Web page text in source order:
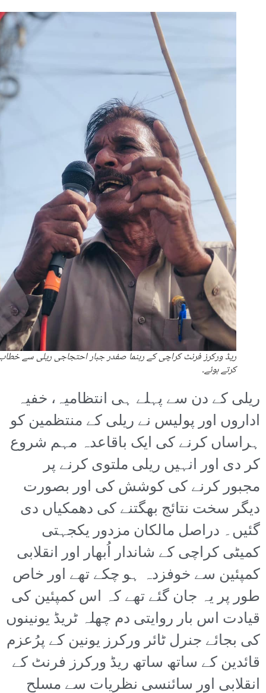
ریڈ ورکرز فرنٹ کراچی کے رہنما صفدر جبار احتجاجی ریلی سے
کرتے ہوئے۔
ریلی کے دن سے پہلے ہی انتظامیہ، خفیہ
اداروں اور پولیس نے ریلی کے منتظمین کو
ہراساں کرنے کی ایک باقاعدہ مہم شروع
کر دی اور انہیں ریلی ملتوی کرنے پر
مجبور کرنے کی کوشش کی اور بصورت
دیگر سخت نتائج بھگتنے کی دھمکیاں دی
گئیں۔ دراصل مالکان مزدور یکجہتی
کمیٹی کراچی کے شاندار اُبھار اور انقلابی
کمپئین سے خوفزدہ ہو چکے تھے اور خاص
طور پر یہ جان گئے تھے کہ اس کمپئین کی
قیادت اس بار روایتی دم چھلہ ٹریڈ یونینوں
کی بجائے جنرل ٹائر ورکرز یونین کے پرُعزم
قائدین کے ساتھ ساتھ ریڈ ورکرز فرنٹ کے
انقلابی اور سائنسی نظریات سے مسلح